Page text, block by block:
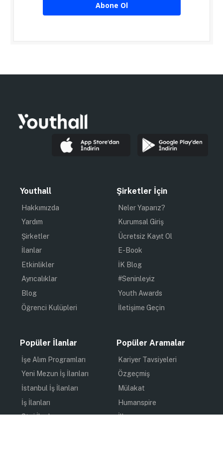
Abone Ol
Youthall
Hakkımızda
Yardım
Şirketler
İlanlar
Etkinlikler
Ayrıcalıklar
Blog
Öğrenci Kulüpleri
Şirketler İçin
Neler Yaparız?
Kurumsal Giriş
Ücretsiz Kayıt Ol
E-Book
İK Blog
#Seninleyiz
Youth Awards
İletişime Geçin
Popüler İlanlar
İşe Alım Programları
Yeni Mezun İş İlanları
İstanbul İş İlanları
İş İlanları
Staj İlanları
Popüler Aramalar
Kariyer Tavsiyeleri
Özgeçmiş
Mülakat
Humanspire
İlham